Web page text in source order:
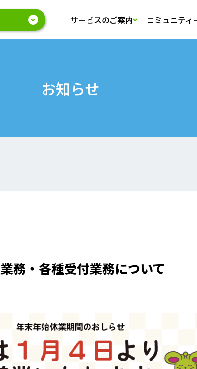
サービスのご案内 コミュニティ
お知らせ
務・各種受付業務について